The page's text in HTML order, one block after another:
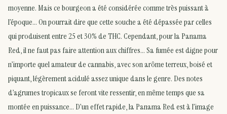
moyenne. Mais ce bourgeon a été considérée comme très puissant à
l’époque… On pourrait dire que cette souche a été dépassée par celles
qui produisent entre 25 et 30% de THC. Cependant, pour la Panama
Red, il ne faut pas faire attention aux chiffres… Sa fumée est digne pour
n’importe quel amateur de cannabis, avec son arôme terreux, boisé et
piquant, légèrement acidulé assez unique dans le genre. Des notes
d’agrumes tropicaux se feront vite ressentir, en même temps que sa
montée en puissance… D’un effet rapide, la Panama Red est à l’image